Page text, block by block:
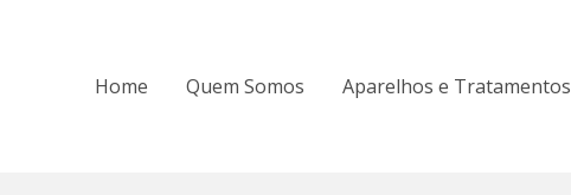
Home Quem Somos Aparelhos e Tratamentos